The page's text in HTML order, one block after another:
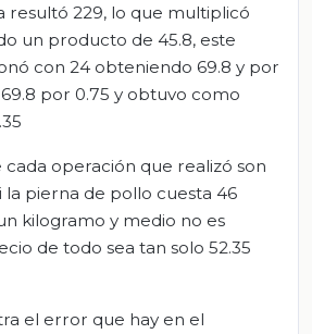
resultó 229, lo que multiplicó
un producto de 45.8, este
con 24 obteniendo 69.8 y por
por 0.75 y obtuvo como
cada operación que realizó son
la pierna de pollo cuesta 46
kilogramo y medio no es
de todo sea tan solo 52.35
el error que hay en el